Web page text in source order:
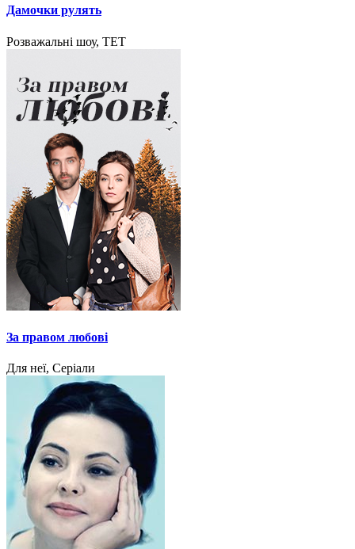
Дамочки рулять
Розважальні шоу, ТЕТ
За правом любові
Для неї, Серіали